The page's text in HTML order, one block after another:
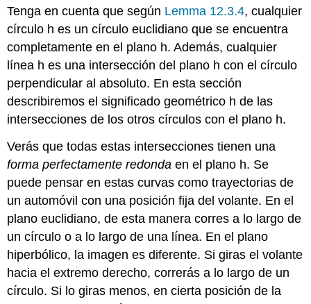
Tenga en cuenta que según Lemma 12.3.4, cualquier
círculo h es un círculo euclidiano que se encuentra
completamente en el plano h. Además, cualquier
línea h es una intersección del plano h con el círculo
perpendicular al absoluto. En esta sección
describiremos el significado geométrico h de las
intersecciones de los otros círculos con el plano h.
Verás que todas estas intersecciones tienen una
forma perfectamente redonda en el plano h. Se
puede pensar en estas curvas como trayectorias de
un automóvil con una posición fija del volante. En el
plano euclidiano, de esta manera corres a lo largo de
un círculo o a lo largo de una línea. En el plano
hiperbólico, la imagen es diferente. Si giras el volante
hacia el extremo derecho, correrás a lo largo de un
círculo. Si lo giras menos, en cierta posición de la